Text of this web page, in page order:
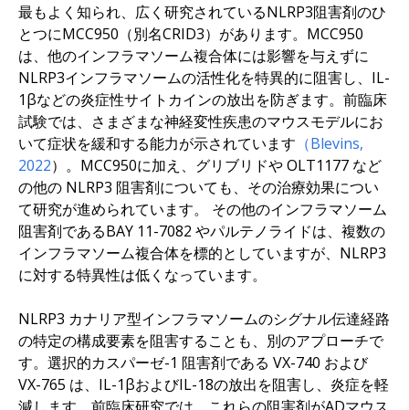
最もよく知られ、広く研究されているNLRP3阻害剤のひ
とつにMCC950（別名CRID3）があります。MCC950
は、他のインフラマソーム複合体には影響を与えずに
NLRP3インフラマソームの活性化を特異的に阻害し、IL-
1βなどの炎症性サイトカインの放出を防ぎます。前臨床
試験では、さまざまな神経変性疾患のマウスモデルにお
いて症状を緩和する能力が示されています （Blevins,
2022）。MCC950に加え、グリブリドや OLT1177 など
の他の NLRP3 阻害剤についても、その治療効果につい
て研究が進められています。 その他のインフラマソーム
阻害剤であるBAY 11-7082 やパルテノライドは、複数の
インフラマソーム複合体を標的としていますが、NLRP3
に対する特異性は低くなっています。
NLRP3 カナリア型インフラマソームのシグナル伝達経路
の特定の構成要素を阻害することも、別のアプローチで
す。選択的カスパーゼ-1 阻害剤である VX-740 および
VX-765 は、IL-1βおよびIL-18の放出を阻害し、炎症を軽